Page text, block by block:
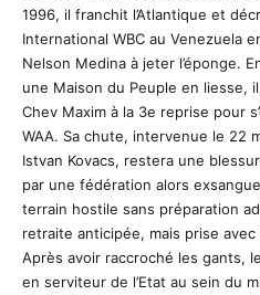
1996, il franchit l’Atlantique et
International WBC au Venezuela
Nelson Medina à jeter l’éponge.
une Maison du Peuple en liesse,
Chev Maxim à la 3e reprise pour
WAA. Sa chute, intervenue le 22
Istvan Kovacs, restera une
par une fédération alors
terrain hostile sans préparation
retraite anticipée, mais prise
Après avoir raccroché les gants,
en serviteur de l’Etat au sein du